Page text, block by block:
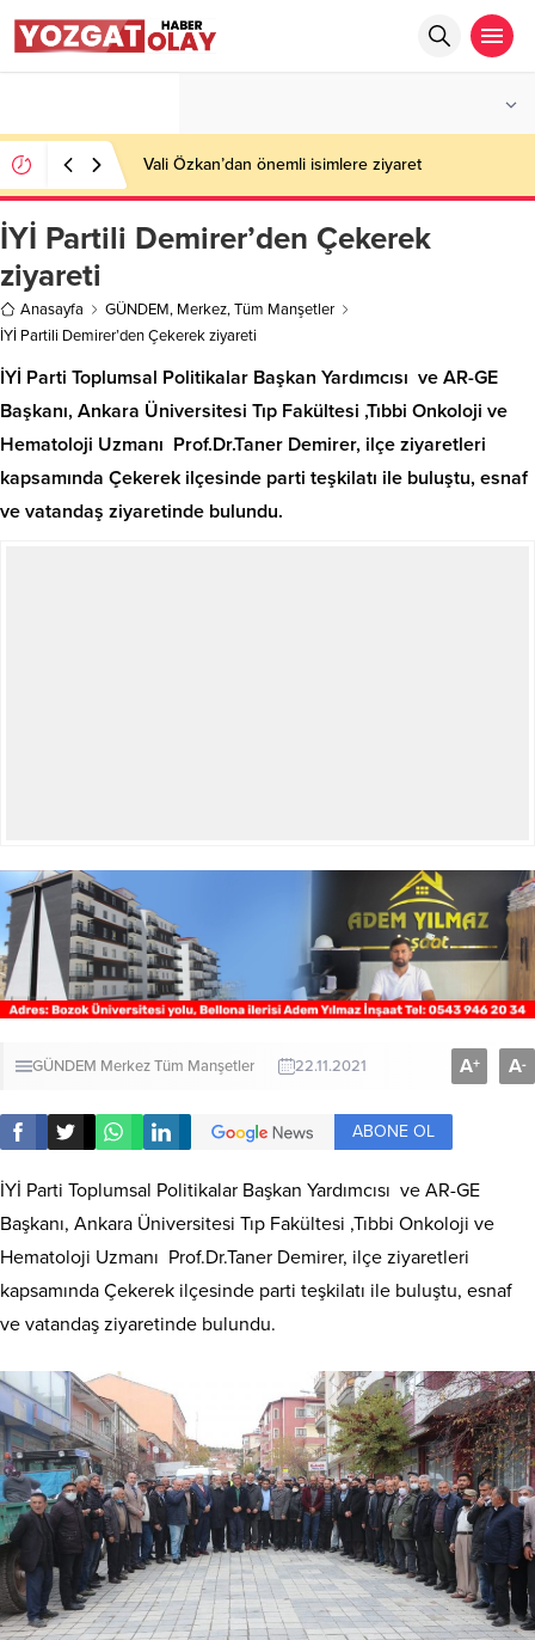
Vali Özkan’dan önemli isimlere ziyaret
İYİ Partili Demirer’den Çekerek
ziyareti
Anasayfa GÜNDEM, Merkez,Tüm Manşetler
İYİ Partili Demirer’den Çekerek ziyareti
İYİ Parti Toplumsal Politikalar Başkan Yardımcısı ve AR-GE
Başkanı, Ankara Üniversitesi Tıp Fakültesi ,Tıbbi Onkoloji ve
Hematoloji Uzmanı Prof.Dr.Taner Demirer, ilçe ziyaretleri
kapsamında Çekerek ilçesinde parti teşkilatı ile buluştu, esnaf
ve vatandaş ziyaretinde bulundu.
GÜNDEM MerkezTüm Manşetler 22.11.2021 A+ A-
ABONE OL
İYİ Parti Toplumsal Politikalar Başkan Yardımcısı ve AR-GE
Başkanı, Ankara Üniversitesi Tıp Fakültesi ,Tıbbi Onkoloji ve
Hematoloji Uzmanı Prof.Dr.Taner Demirer, ilçe ziyaretleri
kapsamında Çekerek ilçesinde parti teşkilatı ile buluştu, esnaf
ve vatandaş ziyaretinde bulundu.